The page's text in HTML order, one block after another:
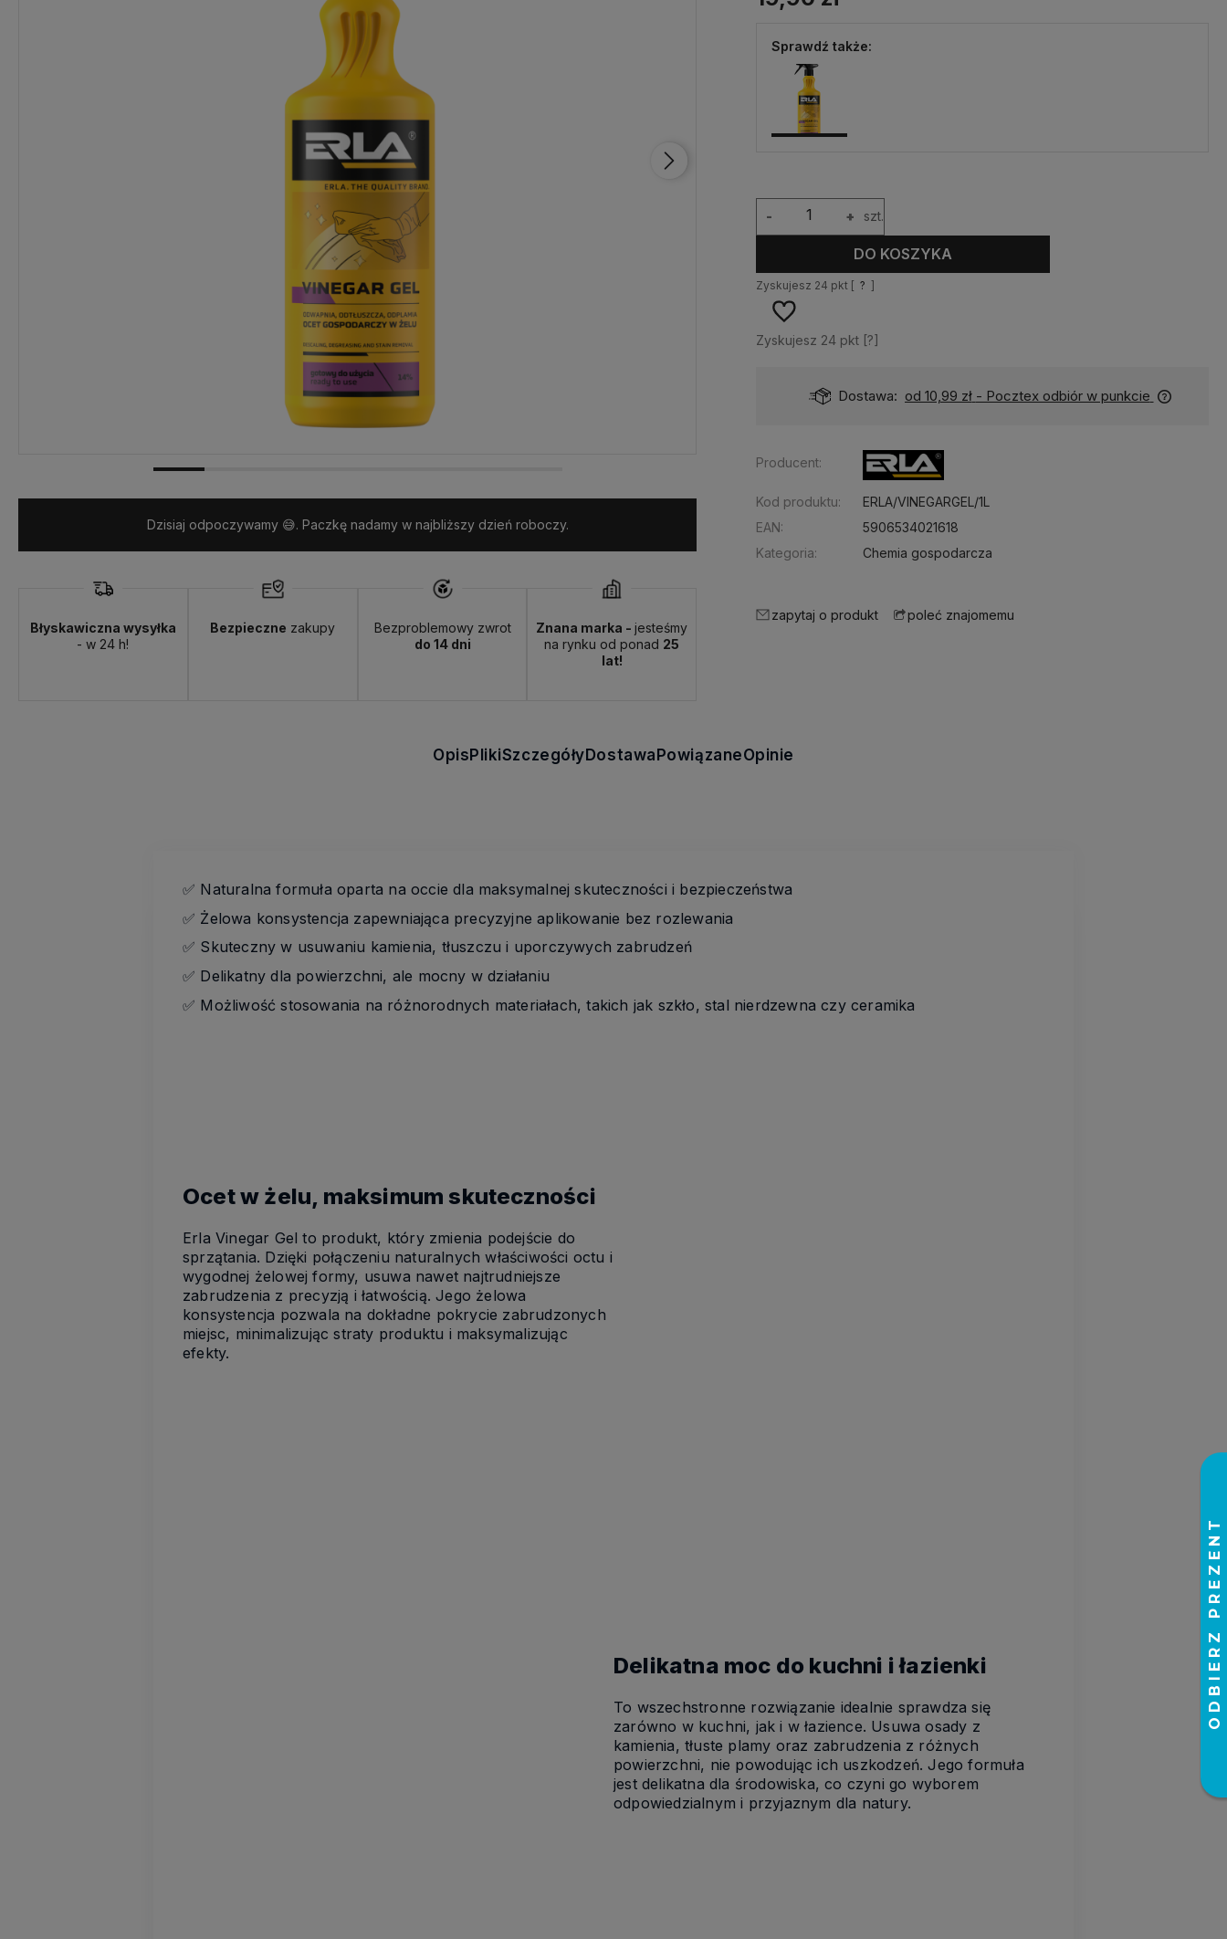
Dzisiaj odpoczywamy 😅. Paczkę nadamy w najbliższy dzień roboczy.
Błyskawiczna wysyłka
- w 24 h!
Bezpieczne zakupy
Bezproblemowy zwrot
do 14 dni
Znana marka -jesteśmy
na rynku od ponad 25
lat!
Sprawdź także:
+
- szt.
DO KOSZYKA
Zyskujesz 24 pkt [ ? ]
Zyskujesz 24 pkt [?]
Dostawa: od 10,99 zł - Pocztex odbiór w punkcie
Producent:
Kod produktu:
ERLA/VINEGARGEL/1L
EAN:
5906534021618
Kategoria:
Chemia gospodarcza
zapytaj o produkt poleć znajomemu
OpisPlikiSzczegółyDostawaPowiązaneOpinie
✅ Naturalna formuła oparta na occie dla maksymalnej skuteczności i bezpieczeństwa
✅ Żelowa konsystencja zapewniająca precyzyjne aplikowanie bez rozlewania
✅ Skuteczny w usuwaniu kamienia, tłuszczu i uporczywych zabrudzeń
✅ Delikatny dla powierzchni, ale mocny w działaniu
✅ Możliwość stosowania na różnorodnych materiałach, takich jak szkło, stal nierdzewna czy ceramika
Ocet w żelu, maksimum skuteczności
Erla Vinegar Gel to produkt, który zmienia podejście do
sprzątania. Dzięki połączeniu naturalnych właściwości octu i
wygodnej żelowej formy, usuwa nawet najtrudniejsze
zabrudzenia z precyzją i łatwością. Jego żelowa
konsystencja pozwala na dokładne pokrycie zabrudzonych
miejsc, minimalizując straty produktu i maksymalizując
efekty.
Delikatna moc do kuchni i łazienki
To wszechstronne rozwiązanie idealnie sprawdza się
zarówno w kuchni, jak i w łazience. Usuwa osady z
kamienia, tłuste plamy oraz zabrudzenia z różnych
powierzchni, nie powodując ich uszkodzeń. Jego formuła
jest delikatna dla środowiska, co czyni go wyborem
odpowiedzialnym i przyjaznym dla natury.